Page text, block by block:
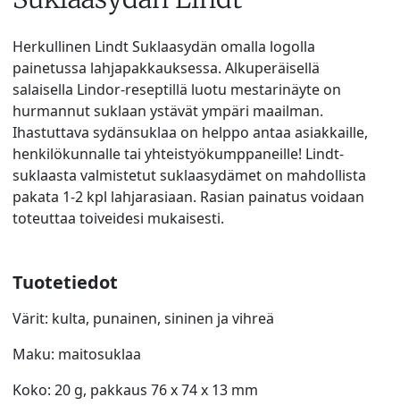
Herkullinen Lindt Suklaasydän omalla logolla
painetussa lahjapakkauksessa. Alkuperäisellä
salaisella Lindor-reseptillä luotu mestarinäyte on
hurmannut suklaan ystävät ympäri maailman.
Ihastuttava sydänsuklaa on helppo antaa asiakkaille,
henkilökunnalle tai yhteistyökumppaneille! Lindt-
suklaasta valmistetut suklaasydämet on mahdollista
pakata 1-2 kpl lahjarasiaan. Rasian painatus voidaan
toteuttaa toiveidesi mukaisesti.
Tuotetiedot
Värit: kulta, punainen, sininen ja vihreä
Maku: maitosuklaa
Koko: 20 g, pakkaus 76 x 74 x 13 mm